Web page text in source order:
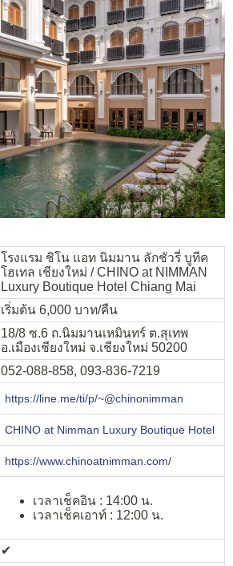
โรงแรม ชิโน แอท นิมมาน ลักชัวรี่ บูทีค
โฮเทล เชียงใหม่ / CHINO at NIMMAN
Luxury Boutique Hotel Chiang Mai
เริ่มต้น 6,000 บาท/คืน
18/8 ซ.6 ถ.นิมมานเหมินทร์ ต.สุเทพ
อ.เมืองเชียงใหม่ จ.เชียงใหม่ 50200
052-088-858, 093-836-7219
https://line.me/ti/p/~@chinonimman
CHINO at Nimman Luxury Boutique Hotel
https://www.chinoatnimman.com/
เวลาเช็คอิน : 14:00 น.
เวลาเช็คเอาท์ : 12:00 น.
✔︎